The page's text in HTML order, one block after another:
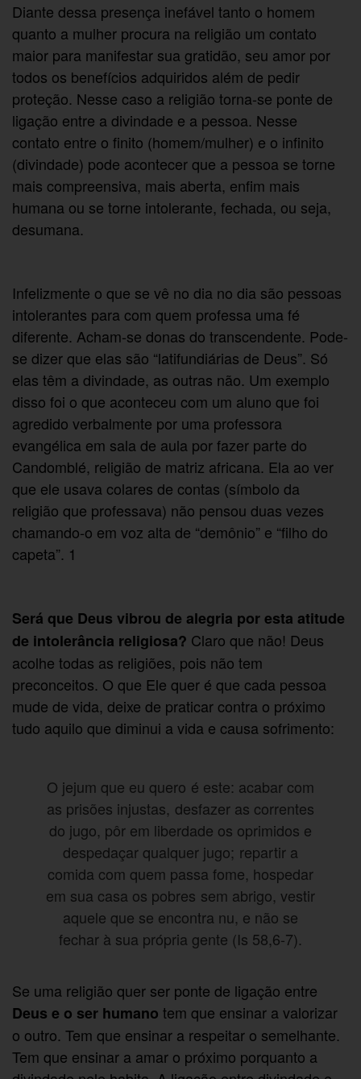
Diante dessa presença inefável tanto o homem
quanto a mulher procura na religião um contato
maior para manifestar sua gratidão, seu amor por
todos os benefícios adquiridos além de pedir
proteção. Nesse caso a religião torna-se ponte de
ligação entre a divindade e a pessoa. Nesse
contato entre o finito (homem/mulher) e o infinito
(divindade) pode acontecer que a pessoa se torne
mais compreensiva, mais aberta, enfim mais
humana ou se torne intolerante, fechada, ou seja,
desumana.
Infelizmente o que se vê no dia no dia são pessoas
intolerantes para com quem professa uma fé
diferente. Acham-se donas do transcendente. Pode-
se dizer que elas são “latifundiárias de Deus”. Só
elas têm a divindade, as outras não. Um exemplo
disso foi o que aconteceu com um aluno que foi
agredido verbalmente por uma professora
evangélica em sala de aula por fazer parte do
Candomblé, religião de matriz africana. Ela ao ver
que ele usava colares de contas (símbolo da
religião que professava) não pensou duas vezes
chamando-o em voz alta de “demônio” e “filho do
capeta”. 1
Será que Deus vibrou de alegria por esta atitude
de intolerância religiosa? Claro que não! Deus
acolhe todas as religiões, pois não tem
preconceitos. O que Ele quer é que cada pessoa
mude de vida, deixe de praticar contra o próximo
tudo aquilo que diminui a vida e causa sofrimento:
O jejum que eu quero é este: acabar com
as prisões injustas, desfazer as correntes
do jugo, pôr em liberdade os oprimidos e
despedaçar qualquer jugo; repartir a
comida com quem passa fome, hospedar
em sua casa os pobres sem abrigo, vestir
aquele que se encontra nu, e não se
fechar à sua própria gente (Is 58,6-7).
Se uma religião quer ser ponte de ligação entre
Deus e o ser humano tem que ensinar a valorizar
o outro. Tem que ensinar a respeitar o semelhante.
Tem que ensinar a amar o próximo porquanto a